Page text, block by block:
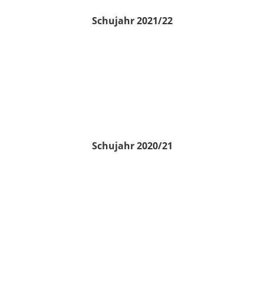
Schujahr 2021/22
Schujahr 2020/21